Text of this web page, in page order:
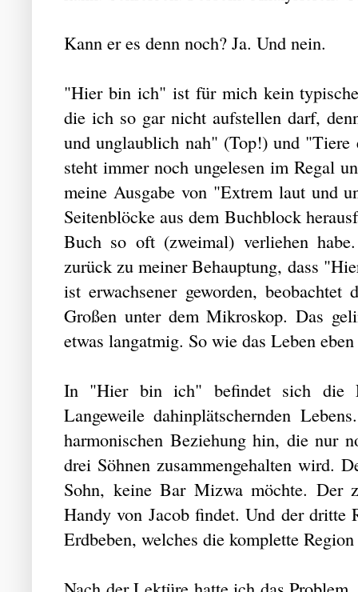
Kann er es denn noch? Ja. Und nein.
"Hier bin ich" ist für mich kein
die ich so gar nicht aufstellen darf,
und unglaublich nah" (Top!) und
steht immer noch ungelesen im Regal
meine Ausgabe von "Extrem laut und
Seitenblöcke aus dem Buchblock
Buch so oft (zweimal) verliehen
zurück zu meiner Behauptung, dass
ist erwachsener geworden,
Großen unter dem Mikroskop. Das
etwas langatmig. So wie das Leben
In "Hier bin ich" befindet sich die
Langeweile dahinplätschernden
harmonischen Beziehung hin, die nur
drei Söhnen zusammengehalten wird.
Sohn, keine Bar Mizwa möchte. Der
Handy von Jacob findet. Und der dritte
Erdbeben, welches die komplette